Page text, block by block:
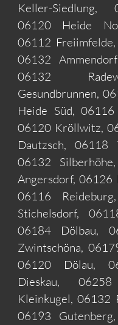
Keller-Siedlung,
06120 Heide
06112
06132
06132
Gesundbrunnen,
Heide Süd,
06120 Kröllwitz,
Dautzsch, 06118
06132
Angersdorf,
06116
Stichelsdorf,
06184 Dölbau,
Zwintschöna,
06120 Dölau,
Dieskau,
Kleinkugel, 06132
06193